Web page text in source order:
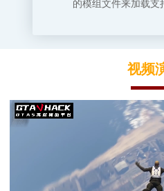
的模组文件来加载支
视频